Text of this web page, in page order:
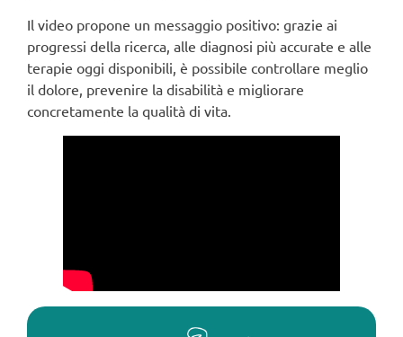
Il video propone un messaggio positivo: grazie ai
progressi della ricerca, alle diagnosi più accurate e alle
terapie oggi disponibili, è possibile controllare meglio
il dolore, prevenire la disabilità e migliorare
concretamente la qualità di vita.